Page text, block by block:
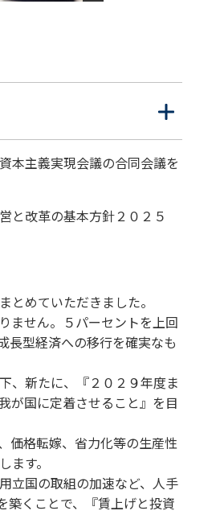
開
く
閉
じ
る
本主義実現会議の合同会議を
と改革の基本方針２０２５
とめていただきました。
ません。５パーセントを上回
長型経済への移行を確実なも
、新たに、『２０２９年度ま
が国に定着させること』を目
価格転嫁、省力化等の生産性
す。
立国の取組の加速など、人手
築くことで、『賃上げと投資